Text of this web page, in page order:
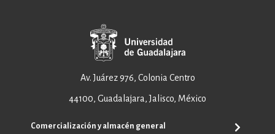
Av. Juárez 976, Colonia Centro
44100, Guadalajara, Jalisco, México
Comercialización y almacén general